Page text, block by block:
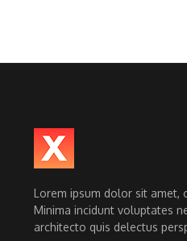
Lorem ipsum dolor sit amet,
Minima incidunt voluptates
architecto quis delectus